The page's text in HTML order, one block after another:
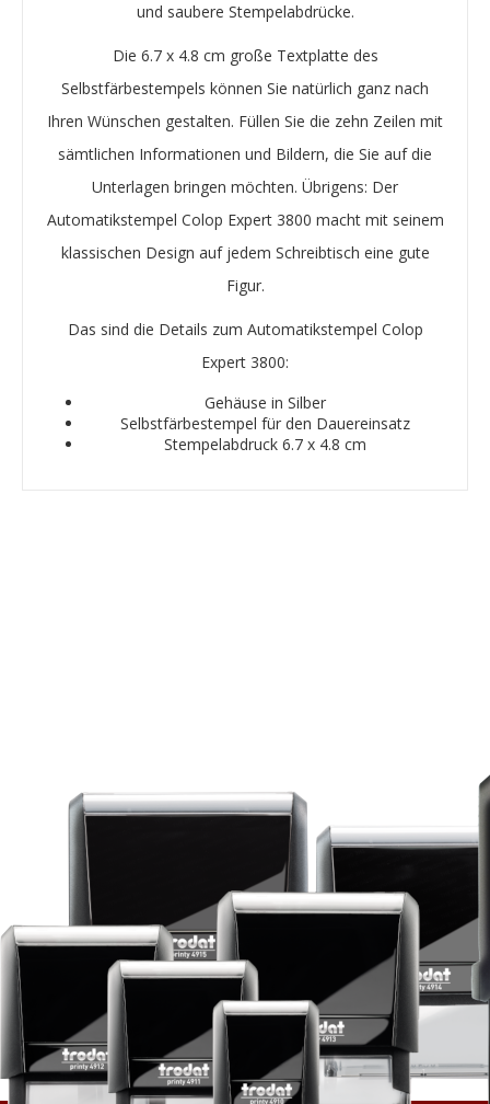
und saubere Stempelabdrücke.
Die 6.7 x 4.8 cm große Textplatte des
Selbstfärbestempels können Sie natürlich ganz nach
Ihren Wünschen gestalten. Füllen Sie die zehn Zeilen mit
sämtlichen Informationen und Bildern, die Sie auf die
Unterlagen bringen möchten. Übrigens: Der
Automatikstempel Colop Expert 3800 macht mit seinem
klassischen Design auf jedem Schreibtisch eine gute
Figur.
Das sind die Details zum Automatikstempel Colop
Expert 3800:
Gehäuse in Silber
Selbstfärbestempel für den Dauereinsatz
Stempelabdruck 6.7 x 4.8 cm